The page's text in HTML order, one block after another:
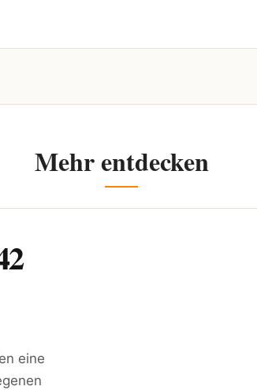
Mehr entdecken
eine